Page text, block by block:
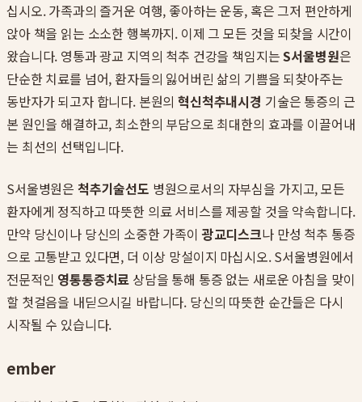
십시오. 가족과의 즐거운 여행, 좋아하는 운동, 혹은 그저 편안하게
앉아 책을 읽는 소소한 행복까지. 이제 그 모든 것을 되찾을 시간이
왔습니다. 영통과 광교 지역의 척추 건강을 책임지는S서울병원은
단순한 치료를 넘어, 환자들의 잃어버린 삶의 기쁨을 되찾아주는
동반자가 되고자 합니다. 본원의혁신척추내시경 기술은 통증의 근
본 원인을 해결하고, 최소한의 부담으로 최대한의 효과를 이끌어내
는 최선의 선택입니다.
S서울병원은 척추기술선도 병원으로서의 자부심을 가지고, 모든
환자에게 정직하고 따뜻한 의료 서비스를 제공할 것을 약속합니다.
만약 당신이나 당신의 소중한 가족이광교디스크나 만성 척추 통증
으로 고통받고 있다면, 더 이상 망설이지 마십시오. S서울병원에서
전문적인 영통통증치료 상담을 통해 통증 없는 새로운 아침을 맞이
할 첫걸음을 내딛으시길 바랍니다. 당신의 따뜻한 순간들은 다시
시작될 수 있습니다.
ember